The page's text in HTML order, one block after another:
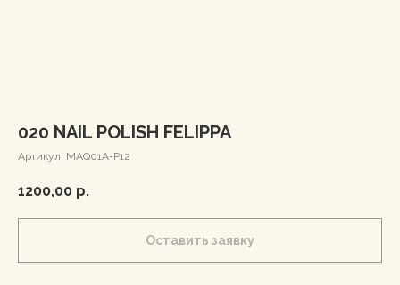
020 NAIL POLISH FELIPPA
Артикул: MAQ01A-P12
1200,00 р.
Оставить заявку